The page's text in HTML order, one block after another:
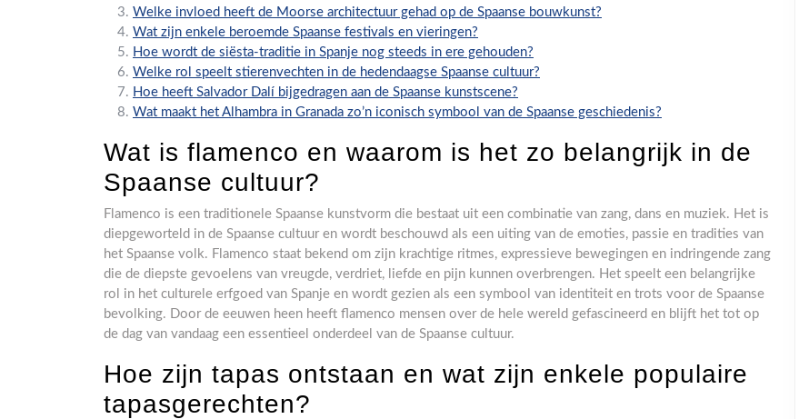
Welke invloed heeft de Moorse architectuur gehad op de Spaanse bouwkunst?
Wat zijn enkele beroemde Spaanse festivals en vieringen?
Hoe wordt de siësta-traditie in Spanje nog steeds in ere gehouden?
Welke rol speelt stierenvechten in de hedendaagse Spaanse cultuur?
Hoe heeft Salvador Dalí bijgedragen aan de Spaanse kunstscene?
Wat maakt het Alhambra in Granada zo’n iconisch symbool van de Spaanse geschiedenis?
Wat is flamenco en waarom is het zo belangrijk in de
Spaanse cultuur?
Flamenco is een traditionele Spaanse kunstvorm die bestaat uit een combinatie van zang, dans en muziek. Het is
diepgeworteld in de Spaanse cultuur en wordt beschouwd als een uiting van de emoties, passie en tradities van
het Spaanse volk. Flamenco staat bekend om zijn krachtige ritmes, expressieve bewegingen en indringende zang
die de diepste gevoelens van vreugde, verdriet, liefde en pijn kunnen overbrengen. Het speelt een belangrijke
rol in het culturele erfgoed van Spanje en wordt gezien als een symbool van identiteit en trots voor de Spaanse
bevolking. Door de eeuwen heen heeft flamenco mensen over de hele wereld gefascineerd en blijft het tot op
de dag van vandaag een essentieel onderdeel van de Spaanse cultuur.
Hoe zijn tapas ontstaan en wat zijn enkele populaire
tapasgerechten?